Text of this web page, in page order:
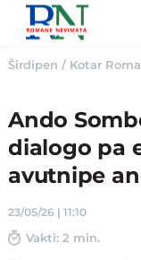
Romane
Nemivata
Širdipen / Kotar Roma
Ando
dialogo pa
avutnipe
23/05/26 | 11:10
Vakti: 2 min.